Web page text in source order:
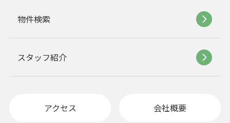
物件検索
スタッフ紹介
アクセス 会社概要